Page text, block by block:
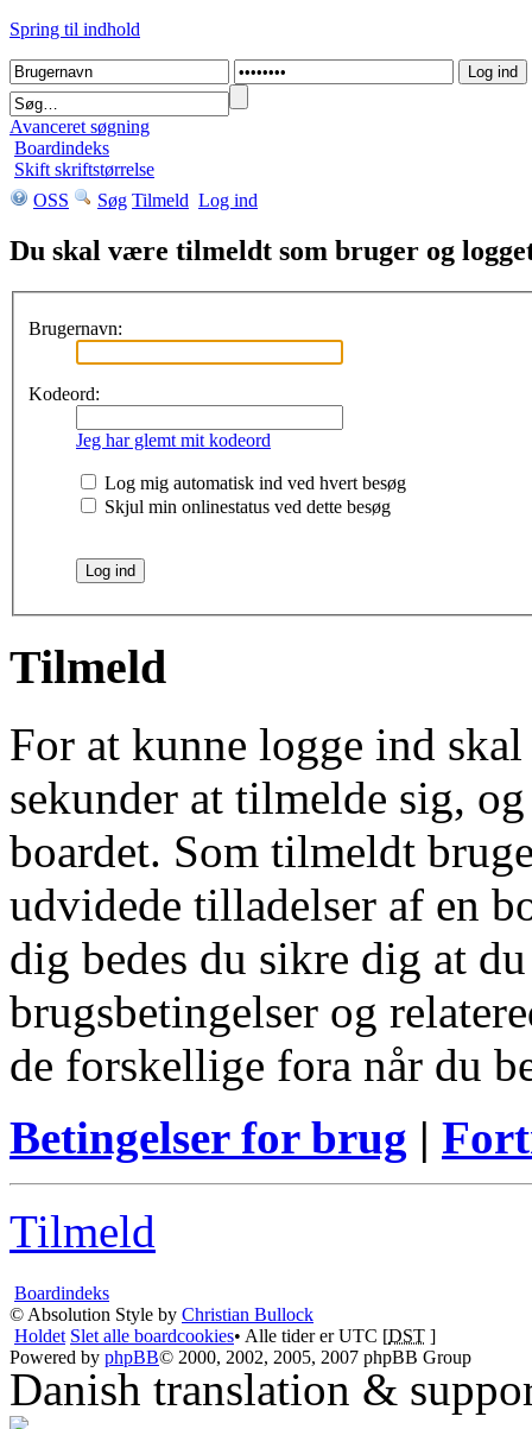
Spring til indhold
Avanceret søgning
Boardindeks
Skift skriftstørrelse
OSS
Søg Tilmeld Log ind
Du skal være tilmeldt som bruger og
Brugernavn:
Kodeord:
Jeg har glemt mit kodeord
Log mig automatisk ind ved hvert besøg
Skjul min onlinestatus ved dette besøg
Tilmeld
For at kunne logge ind
sekunder at tilmelde sig,
boardet. Som tilmeldt
udvidede tilladelser af en
dig bedes du sikre dig at
brugsbetingelser og
de forskellige fora når du
Betingelser for brug |
Tilmeld
Boardindeks
© Absolution Style by Christian Bullock
Holdet Slet alle boardcookies• Alle tider er UTC [DST ]
Powered by phpBB© 2000, 2002, 2005, 2007 phpBB Group
Danish translation &